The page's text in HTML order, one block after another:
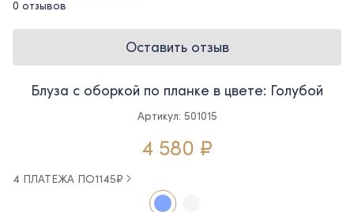
0 отзывов
Оставить отзыв
Блуза с оборкой по планке в цвете: Голубой
Артикул: 501015
4 580 ₽
4 ПЛАТЕЖА ПО1145₽